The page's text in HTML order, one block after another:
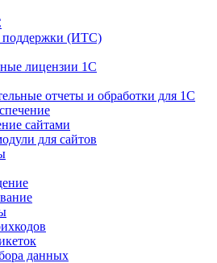
поддержки (ИТС)
лицензии 1С
отчеты и обработки для 1С
сайтами
для сайтов
данных